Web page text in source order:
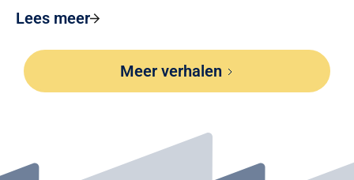
Lees meer
Meer verhalen